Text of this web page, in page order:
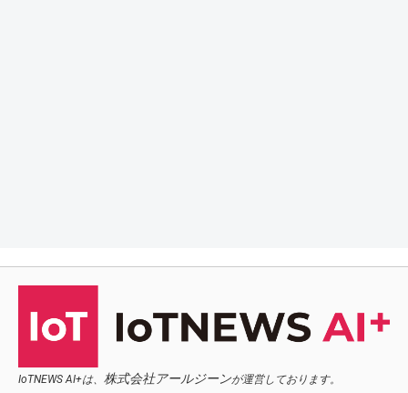
IoTNEWS AI+は、 株式会社アールジーンが運営しております。